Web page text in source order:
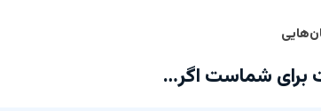
برای شماست اگر…